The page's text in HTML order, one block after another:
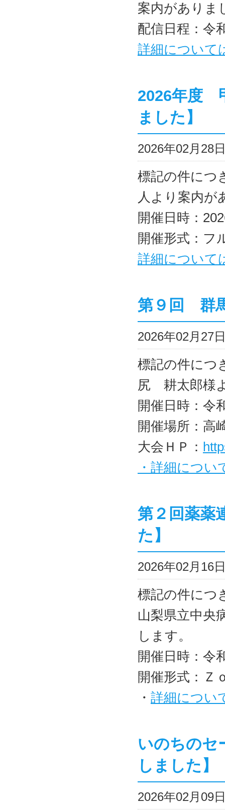
案内がありま
配信日程：令
詳細について
2026年度
ました】
2026年02月28
標記の件につ
人より案内が
開催日時：
開催形式：フ
詳細について
第９回 群
2026年02月27
標記の件に
尻 耕太郎様
開催日時：令
開催場所：高
大会ＨＰ：
・詳細につ
第２回薬薬
た】
2026年02月16
標記の件につ
山梨県立中央
します。
開催日時：令
開催形式：Ｚ
・ 詳細につい
いのちのセ
しました】
2026年02月09